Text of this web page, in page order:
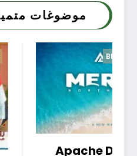
موضوغات